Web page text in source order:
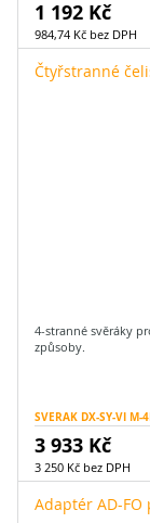
1 192 Kč
984,74 Kč bez DPH
Čtyřstranné
4-stranné svěráky
způsoby.
SVERAK DX-SY-VI M-
3 933 Kč
3 250 Kč bez DPH
Adaptér AD-FO